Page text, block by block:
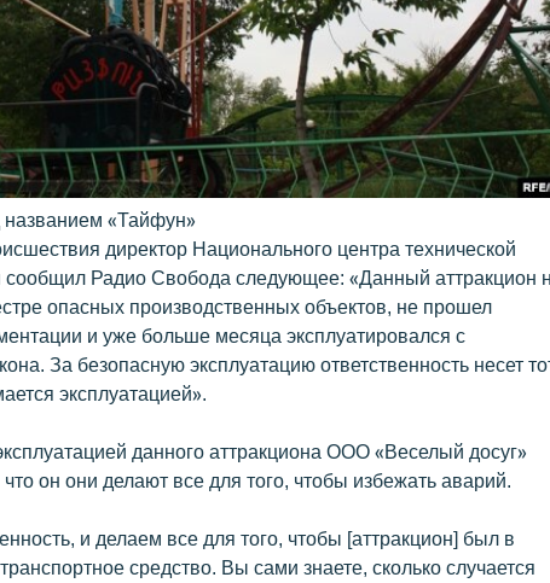
«Тайфун»
директор Национального центра технической
сообщил Радио Свобода следующее: «Данный аттракцион
опасных производственных объектов, не прошел
и уже больше месяца эксплуатировался с
За безопасную эксплуатацию ответственность несет
эксплуатацией».
данного аттракциона ООО «Веселый досуг»
он они делают все для того, чтобы избежать аварий.
и делаем все для того, чтобы [аттракцион] был в
средство. Вы сами знаете, сколько случается